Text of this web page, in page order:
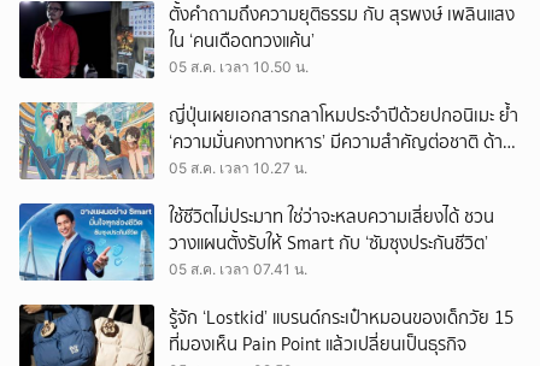
ตั้งคำถามถึงความยุติธรรม กับ สุรพงษ์ เพลินแสง
ใน ‘คนเดือดทวงแค้น’
05 ส.ค. เวลา 10.50 น.
ญี่ปุ่นเผยเอกสารกลาโหมประจำปีด้วยปกอนิเมะ ย้ำ
‘ความมั่นคงทางทหาร’ มีความสำคัญต่อชาติ ด้าน
จีนเตือน ขออย่าซ้ำรอยประวัติศาสตร์
05 ส.ค. เวลา 10.27 น.
ใช้ชีวิตไม่ประมาท ใช่ว่าจะหลบความเสี่ยงได้ ชวน
วางแผนตั้งรับให้ Smart กับ ‘ซัมซุงประกันชีวิต’
05 ส.ค. เวลา 07.41 น.
รู้จัก ‘Lostkid’ แบรนด์กระเป๋าหมอนของเด็กวัย 15
ที่มองเห็น Pain Point แล้วเปลี่ยนเป็นธุรกิจ